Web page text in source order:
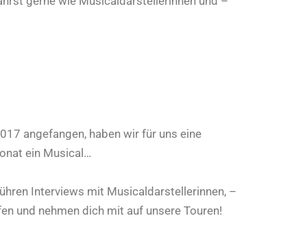
angefangen, haben wir für uns eine
ein Musical…
Interviews mit Musicaldarstellerinnen, –
und nehmen dich mit auf unsere Touren!